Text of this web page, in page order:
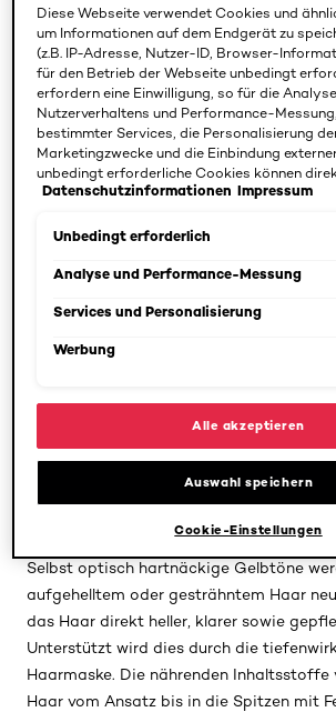
PREVIOUS CARD
NEXT CARD
Produktdetails
von L‘Oréal Paris. Sie lässt stark
gesträhntes Haar heller, klarer und
Haarewaschen, können die Entstehung
neutralisieren, zeichnet sich die Elvital
Purple Maske durch besonders kräftige
aus, die diese Farbtöne bereits ab der
Selbst optisch hartnäckige Gelbtöne
aufgehelltem oder gesträhntem Haar
das Haar direkt heller, klarer sowie
Unterstützt wird dies durch die
Haarmaske. Die nährenden Inhaltsstoffe
Haar vom Ansatz bis in die Spitzen mit
Diese Webseite verwendet Cookies und
um Informationen auf dem Endgerät zu
(z.B. IP-Adresse, Nutzer-ID, Browser-
für den Betrieb der Webseite unbedingt
erfordern eine Einwilligung, so für die
Nutzerverhaltens und Performance-
bestimmter Services, die Personalisierung
Marketingzwecke und die Einbindung
unbedingt erforderliche Cookies können
akzeptieren") oder abgelehnt ("Ohne
ebenfalls möglich und speicherbar ("Auswahl
angepasst werden. Für weitere
Datenschutzinformationen Impressum
Unbedingt erforderlich
Analyse und Performance-Messung
Services und Personalisierung
Werbung
Alle akzeptieren
Auswahl speichern
Cookie-Einstellungen